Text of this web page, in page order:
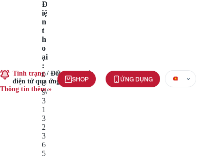
Tình trạng/ Đổi đơn thuốc
điện tử qua ứng dụng
Thông tin thêm »
Đ
iệ
n
t
h
o
ại
:
0
8
9/
3
1
3
2
3
6
5
SHOP ỨNG DỤNG